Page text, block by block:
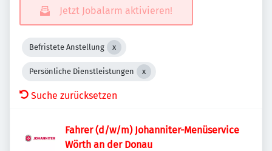
Jetzt Jobalarm aktivieren!
Befristete Anstellung
Persönliche Dienstleistungen
Suche zurücksetzen
Fahrer (d/w/m) Johanniter-Menüservice
Wörth an der Donau